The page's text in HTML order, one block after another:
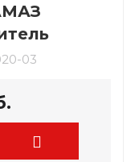
03